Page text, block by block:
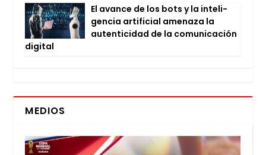
El avan­ce de los bots y la inte­li­
gen­cia arti­fi­cial ame­na­za la
auten­ti­ci­dad de la comu­ni­ca­ción
digi­tal
MEDIOS